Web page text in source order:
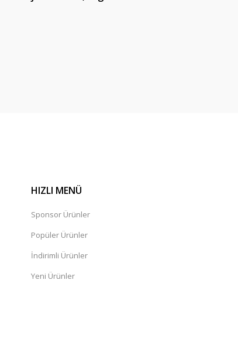
HIZLI MENÜ
Sponsor Ürünler
Popüler Ürünler
İndirimli Ürünler
Yeni Ürünler